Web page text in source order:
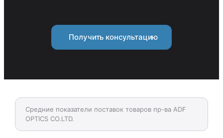
Получить консультацию
Средние показатели поставок товаров пр-ва ADF
OPTICS CO.LTD.